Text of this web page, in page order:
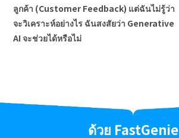
ลูกค้า (Customer Feedback) แต่ฉันไม่รู้ว่า
จะวิเคราะห์อย่างไร ฉันสงสัยว่า Generative
AI จะช่วยได้หรือไม่
ด้วย FastGenie